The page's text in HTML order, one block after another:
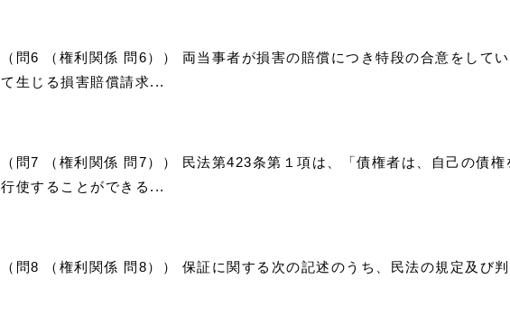
（問6 （権利関係 問6）） 両当事者が損害の賠償につき特段の合意をして
て生じる損害賠償請求...
（問7 （権利関係 問7）） 民法第423条第１項は、「債権者は、自己の債
行使することができる...
（問8 （権利関係 問8）） 保証に関する次の記述のうち、民法の規定及び